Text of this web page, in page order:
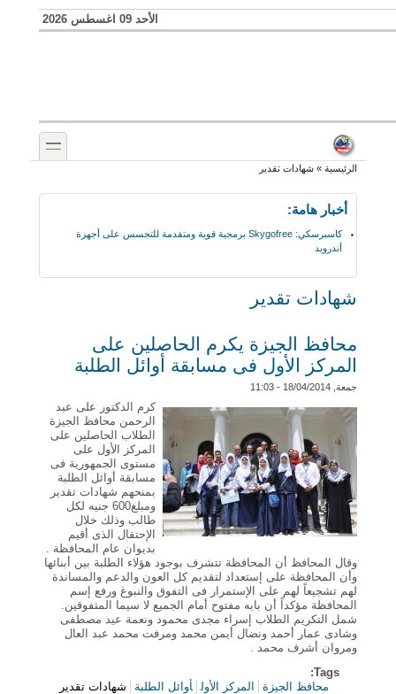
تجاوز إلى المحتوى الرئيسي
Skip to search
الأحد 09 اغسطس 2026
toggle
أنت هنا
الرئيسية» شهادات تقدير
أخبار هامة:
كاسبرسكي: Skygofree برمجية قوية ومتقدمة للتجسس على أجهزة
أندرويد
شهادات تقدير
محافظ الجيزة يكرم الحاصلين على
المركز الأول فى مسابقة أوائل الطلبة
جمعة, 18/04/2014 - 11:03
كرم الدكتور على عبد
الرحمن محافظ الجيزة
الطلاب الحاصلين على
المركز الأول على
مستوى الجمهورية فى
مسابقة أوائل الطلبة
بمنحهم شهادات تقدير
ومبلغ600 جنيه لكل
طالب وذلك خلال
الإحتفال الذى أقيم
بديوان عام المحافظة .
وقال المحافظ أن المحافظة تتشرف بوجود هؤلاء الطلبة بين أبنائها
وأن المحافظة على إستعداد لتقديم كل العون والدعم والمساندة
لهم تشجيعاً لهم على الإستمرار فى التفوق والنبوغ ورفع إسم
المحافظة مؤكداً أن بابه مفتوح أمام الجميع لا سيما المتفوقين.
شمل التكريم الطلاب إسراء مجدى محمود ونعمة عيد مصطفى
وشادى عمار أحمد ونضال أيمن محمد ومرفت محمد عبد العال
ومروان أشرف محمد .
Tags:
محافظ الجيزة
المركز الأول أوائل الطلبة
شهادات تقدير